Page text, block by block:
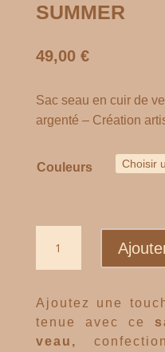
SUMMER
49,00 €
Sac seau en cuir de
argenté – Création
Couleurs
quantité de SUMMER
Ajoutez une
tenue avec ce
veau,